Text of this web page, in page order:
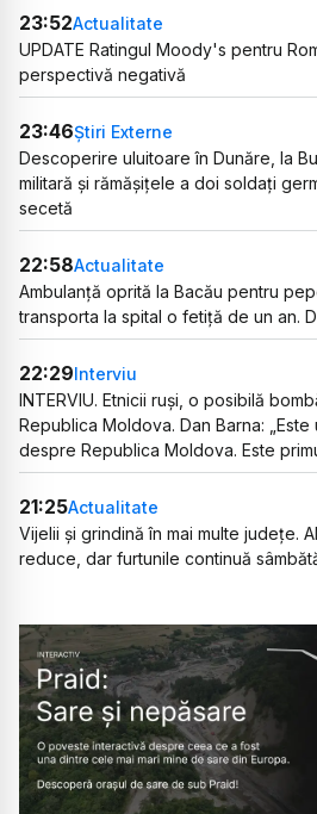
23:52Actualitate
UPDATE Ratingul Moody's pentru
perspectivă negativă
23:46Știri Externe
Descoperire uluitoare în Dunăre, la
militară și rămășițele a doi soldați
secetă
22:58Actualitate
Ambulanță oprită la Bacău pentru
transporta la spital o fetiță de un an.
22:29Interviu
INTERVIU. Etnicii ruși, o posibilă
Republica Moldova. Dan Barna:
despre Republica Moldova. Este
21:25Actualitate
Vijelii și grindină în mai multe județe.
reduce, dar furtunile continuă